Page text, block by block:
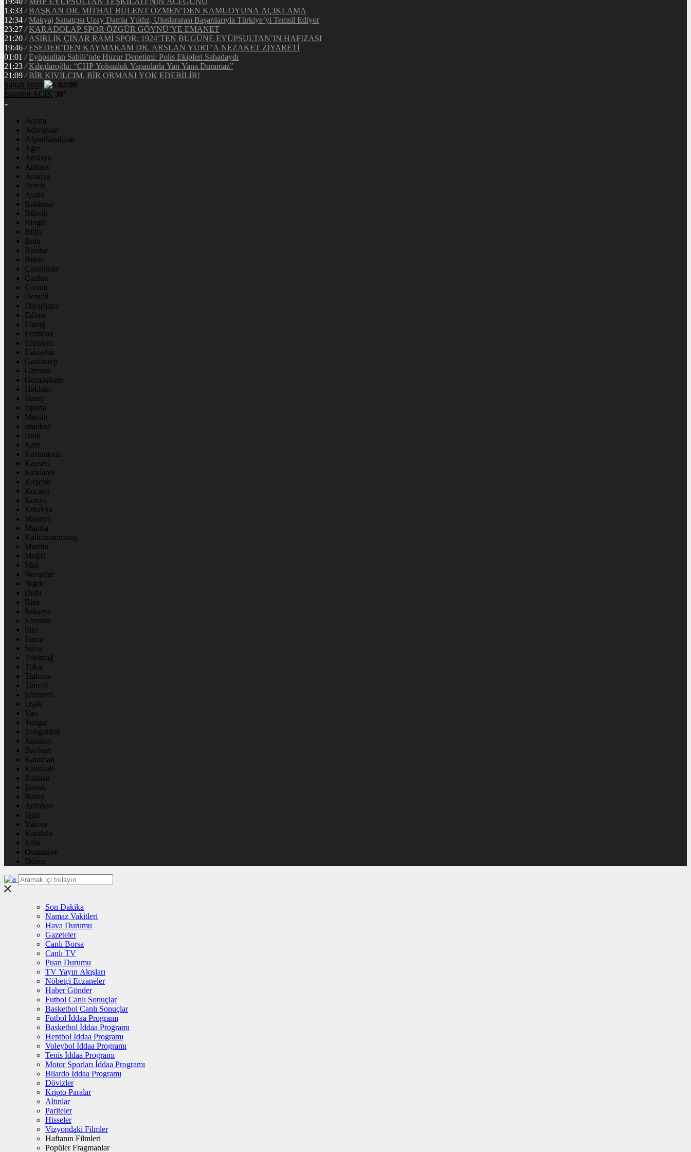
13:33 / BAŞKAN DR. MİTHAT BÜLENT ÖZMEN’DEN KAMUOYUNA AÇIKLAMA
12:34 / Makyaj Sanatçısı Uzay Damla Yıldız, Uluslararası Başarılarıyla Türkiye’yi Temsil Ediyor
23:27 / KARADOLAP SPOR ÖZGÜR GÖYNÜ’YE EMANET
21:20 / ASIRLIK ÇINAR RAMİ SPOR: 1924’TEN BUGÜNE EYÜPSULTAN’IN HAFIZASI
19:46 / ESEDER’DEN KAYMAKAM DR. ARSLAN YURT’A NEZAKET ZİYARETİ
01:01 / Eyüpsultan Sahili’nde Huzur Denetimi: Polis Ekipleri Sahadaydı
21:23 / Kılıçdaroğlu: “CHP Yolsuzluk Yapanlarla Yan Yana Duramaz”
21:09 / BİR KIVILCIM, BİR ORMANI YOK EDEBİLİR!
Sabah Vakti
02:00
İstanbul AÇIK 30°
Adana
Adıyaman
Afyonkarahisar
Ağrı
Amasya
Ankara
Antalya
Artvin
Aydın
Balıkesir
Bilecik
Bingöl
Bitlis
Bolu
Burdur
Bursa
Çanakkale
Çankırı
Çorum
Denizli
Diyarbakır
Edirne
Elazığ
Erzincan
Erzurum
Eskişehir
Gaziantep
Giresun
Gümüşhane
Hakkâri
Hatay
Isparta
Mersin
istanbul
izmir
Kars
Kastamonu
Kayseri
Kırklareli
Kırşehir
Kocaeli
Konya
Kütahya
Malatya
Manisa
Kahramanmaraş
Mardin
Muğla
Muş
Nevşehir
Niğde
Ordu
Rize
Sakarya
Samsun
Siirt
Sinop
Sivas
Tekirdağ
Tokat
Trabzon
Tunceli
Şanlıurfa
Uşak
Van
Yozgat
Zonguldak
Aksaray
Bayburt
Karaman
Kırıkkale
Batman
Şırnak
Bartın
Ardahan
Iğdır
Yalova
Karabük
Kilis
Osmaniye
Düzce
Son Dakika
Namaz Vakitleri
Hava Durumu
Gazeteler
Canlı Borsa
Canlı TV
Puan Durumu
TV Yayın Akışları
Nöbetçi Eczaneler
Haber Gönder
Futbol Canlı Sonuçlar
Basketbol Canlı Sonuçlar
Futbol İddaa Programı
Basketbol İddaa Programı
Hentbol İddaa Programı
Voleybol İddaa Programı
Tenis İddaa Programı
Motor Sporları İddaa Programı
Bilardo İddaa Programı
Dövizler
Kripto Paralar
Altınlar
Pariteler
Hisseler
Vizyondaki Filmler
Haftanın Filmleri
Popüler Fragmanlar